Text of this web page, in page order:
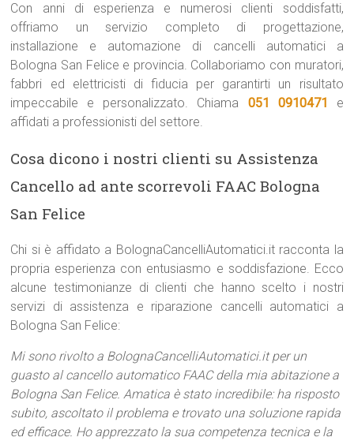
Con anni di esperienza e numerosi clienti soddisfatti,
offriamo un servizio completo di progettazione,
installazione e automazione di cancelli automatici a
Bologna San Felice e provincia. Collaboriamo con muratori,
fabbri ed elettricisti di fiducia per garantirti un risultato
impeccabile e personalizzato. Chiama 051 0910471 e
affidati a professionisti del settore.
Cosa dicono i nostri clienti su Assistenza
Cancello ad ante scorrevoli FAAC Bologna
San Felice
Chi si è affidato a BolognaCancelliAutomatici.it racconta la
propria esperienza con entusiasmo e soddisfazione. Ecco
alcune testimonianze di clienti che hanno scelto i nostri
servizi di assistenza e riparazione cancelli automatici a
Bologna San Felice:
Mi sono rivolto a BolognaCancelliAutomatici.it per un
guasto al cancello automatico FAAC della mia abitazione a
Bologna San Felice. Amatica è stato incredibile: ha risposto
subito, ascoltato il problema e trovato una soluzione rapida
ed efficace. Ho apprezzato la sua competenza tecnica e la